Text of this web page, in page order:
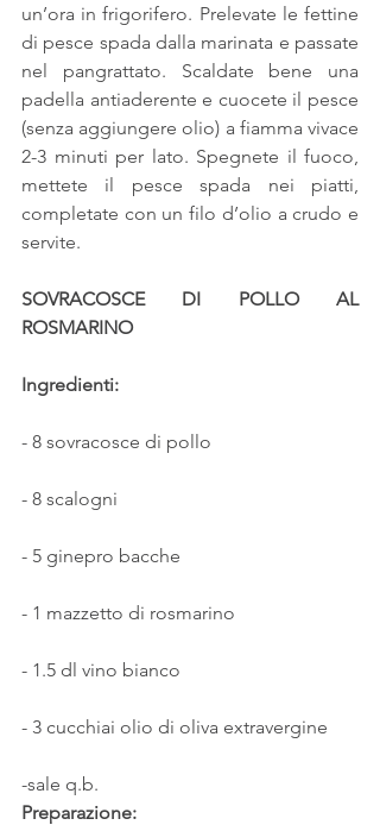
un’ora in frigorifero. Prelevate le fettine
di pesce spada dalla marinata e passate
nel pangrattato. Scaldate bene una
padella antiaderente e cuocete il pesce
(senza aggiungere olio) a fiamma vivace
2-3 minuti per lato. Spegnete il fuoco,
mettete il pesce spada nei piatti,
completate con un filo d’olio a crudo e
servite.
SOVRACOSCE DI POLLO AL
ROSMARINO
Ingredienti:
- 8 sovracosce di pollo
- 8 scalogni
- 5 ginepro bacche
- 1 mazzetto di rosmarino
- 1.5 dl vino bianco
- 3 cucchiai olio di oliva extravergine
-sale q.b.
Preparazione: